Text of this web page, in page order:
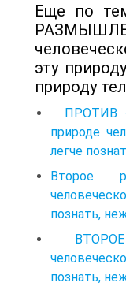
Еще по
эту
природу
ПРОТИВ
природе
легче
Второе
познать,
ВТОРОЕ
познать,